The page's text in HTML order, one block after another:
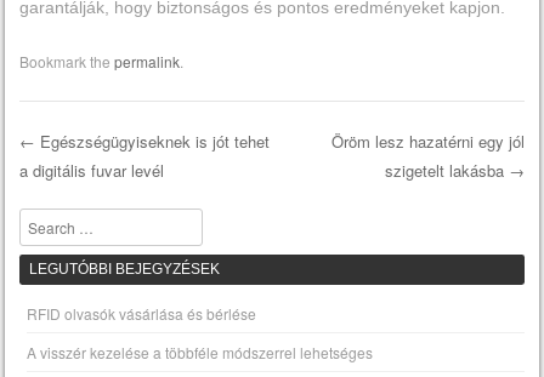
garantálják, hogy biztonságos és pontos eredményeket kapjon.
Bookmark the permalink.
Post navigation
← Egészségügyiseknek is jót tehet
a digitális fuvar levél
Öröm lesz hazatérni egy jól
szigetelt lakásba →
Search
LEGUTÓBBI BEJEGYZÉSEK
RFID olvasók vásárlása és bérlése
A visszér kezelése a többféle módszerrel lehetséges